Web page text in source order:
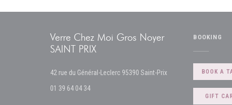
Verre Chez Moi Gros Noyer
SAINT PRIX
42 rue du Général-Leclerc 95390 Saint-Prix((opens in a new
01 39 64 04 34
BOOKING
BOOK A
GIFT